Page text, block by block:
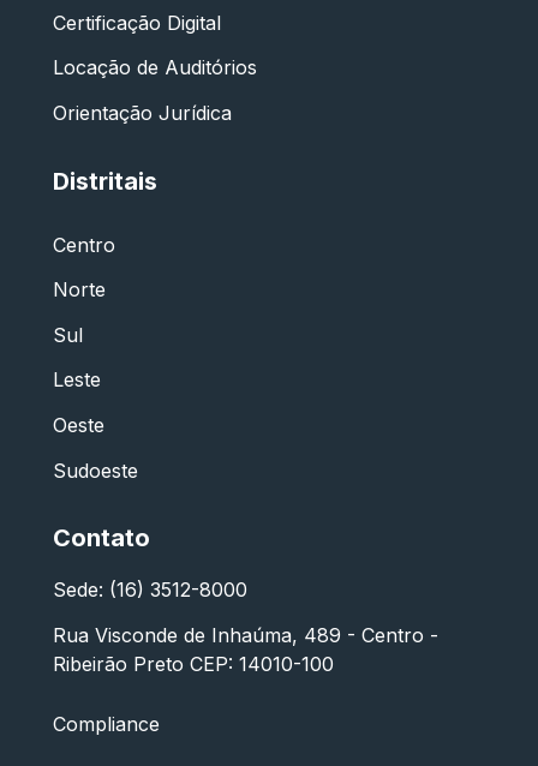
Certificação Digital
Locação de Auditórios
Orientação Jurídica
Distritais
Centro
Norte
Sul
Leste
Oeste
Sudoeste
Contato
Sede: (16) 3512-8000
Rua Visconde de Inhaúma, 489 - Centro -
Ribeirão Preto CEP: 14010-100
Compliance